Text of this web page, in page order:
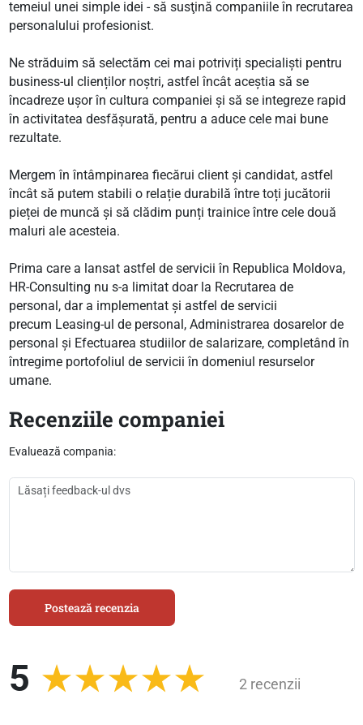
temeiul unei simple idei - să susţină companiile în recrutarea
personalului profesionist.
Ne străduim să selectăm cei mai potriviți specialiști pentru
business-ul clienților noștri, astfel încât aceștia să se
încadreze ușor în cultura companiei și să se integreze rapid
în activitatea desfășurată, pentru a aduce cele mai bune
rezultate.
Mergem în întâmpinarea fiecărui client și candidat, astfel
încât să putem stabili o relație durabilă între toți jucătorii
pieței de muncă și să clădim punți trainice între cele două
maluri ale acesteia.
Prima care a lansat astfel de servicii în Republica Moldova,
HR-Consulting nu s-a limitat doar la Recrutarea de
personal, dar a implementat și astfel de servicii
precum Leasing-ul de personal, Administrarea dosarelor de
personal și Efectuarea studiilor de salarizare, completând în
întregime portofoliul de servicii în domeniul resurselor
umane.
Recenziile companiei
Evaluează compania:
Postează recenzia
5 2 recenzii